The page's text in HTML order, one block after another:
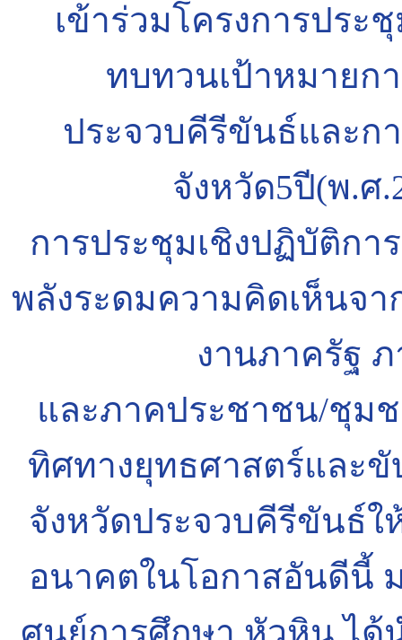
เข้าร่วมโครงการประ
ทบทวนเป้าหมายก
ประจวบคีรีขันธ์และ
จังหวัด5ปี(พ.ศ
การประชุมเชิงปฏิบัติกา
พลังระดมความคิดเห็นจ
งานภาครัฐ
และภาคประชาชน/ชุม
ทิศทางยุทธศาสตร์และ
จังหวัดประจวบคีรีขันธ์ใ
อนาคตในโอกาสอันดีนี้